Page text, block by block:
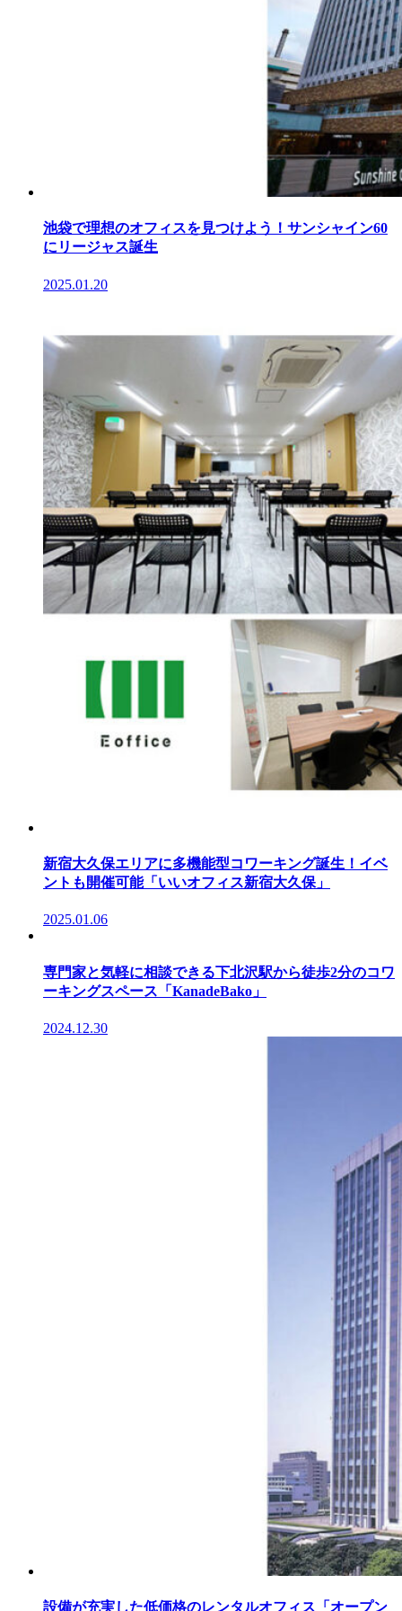
池袋で理想のオフィスを見つけよう！サンシャイン60
にリージャス誕生
2025.01.20
新宿大久保エリアに多機能型コワーキング誕生！イベ
ントも開催可能「いいオフィス新宿大久保」
2025.01.06
専門家と気軽に相談できる下北沢駅から徒歩2分のコワ
ーキングスペース「KanadeBako」
2024.12.30
設備が充実した低価格のレンタルオフィス「オープン